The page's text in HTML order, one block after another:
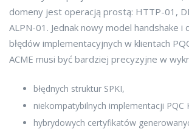
domeny jest operacją prostą: HTTP-01,
ALPN-01. Jednak nowy model handshake i
błędów implementacyjnych w klientach
ACME musi być bardziej precyzyjne w
błędnych struktur SPKI,
niekompatybilnych implementacji PQC
hybrydowych certyfikatów